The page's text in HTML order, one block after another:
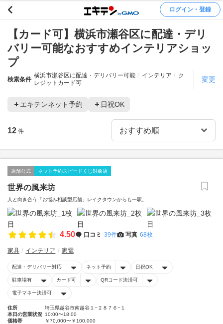
ログイン・登録
【カード可】横浜市瀬谷区に配達・デリ
バリー可能なおすすめインテリアショッ
プ
検索条件
横浜市瀬谷区に配達・デリバリー可能 インテリア
ク
レジットカード可
変更
エキテンネット予約 日祝OK
12 件
店舗公式 ネット予約スピードくじ対象店
世界の風来坊
人と向き合う「お悩み相談型店舗」レイクタウンからも一駅。
4.50 口コミ 39件 写真 68枚
家具 インテリア 家電
配達・デリバリー対応 ネット予約 日祝OK
駐車場有 カード可 QRコード決済可
電子マネー決済可
住所
埼玉県越谷市南越谷１−２８７６−１
本日の営業状況 10:00〜18:00
価格帯
￥70,000〜￥100,000